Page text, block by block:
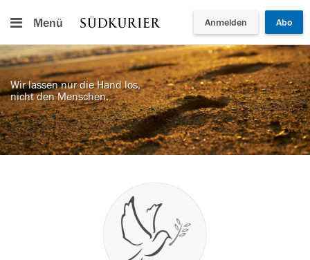
Menü Anmelden Abo
Wir lassen nur die Hand los,
nicht den Menschen.